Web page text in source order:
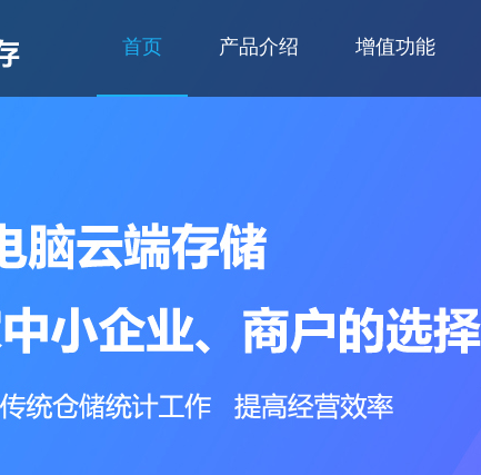
爱客进销存
首页 产品介绍 增值功能